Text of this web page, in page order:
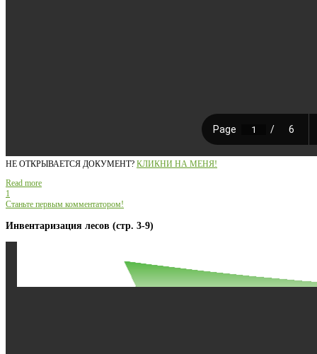
НЕ ОТКРЫВАЕТСЯ ДОКУМЕНТ? КЛИКНИ НА МЕНЯ!
Read more
1
Станьте первым комментатором!
Инвентаризация лесов (стр. 3-9)